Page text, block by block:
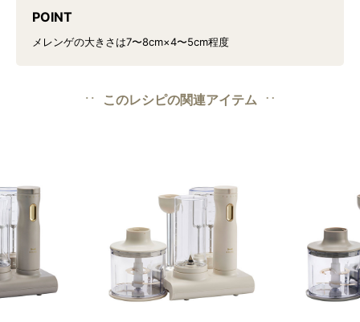
POINT
メレンゲの大きさは7〜8cm×4〜5cm程度
このレシピの関連アイテム